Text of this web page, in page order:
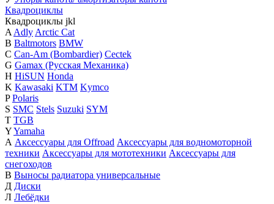
Квадроциклы
Квадроциклы jkl
A Adly Arctic Cat
B Baltmotors BMW
C Can-Am (Bombardier) Cectek
G Gamax (Русская Механика)
H HiSUN Honda
K Kawasaki KTM Kymco
P Polaris
S SMC Stels Suzuki SYM
T TGB
YYamaha
А Аксессуары для Offroad Аксессуары для водномоторной
техники Аксессуары для мототехники Аксессуары для
снегоходов
В Выносы радиатора универсальные
Д Диски
Л Лебёдки